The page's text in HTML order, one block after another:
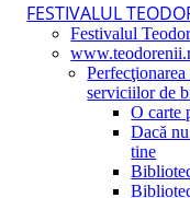
FESTIVALUL
Festivalul
serviciilor de
O carte
Dacă
tine